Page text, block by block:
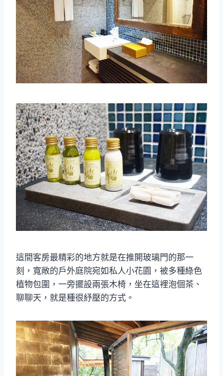
這間客房最精彩的地方就是在推開玻璃門的那一
刻，寬敞的戶外庭院宛如私人小花園，被多種綠色
植物包圍，一旁擺設兩張木椅，坐在這裡泡個茶、
聊聊天，就是種很紓壓的方式。